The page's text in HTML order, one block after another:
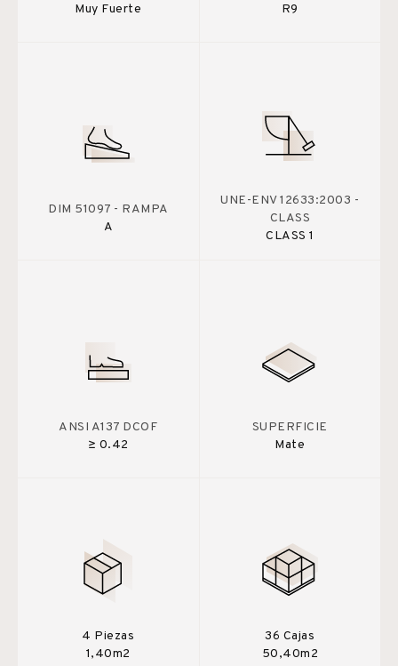
Muy Fuerte
R9
DIM 51097 - RAMPA
A
UNE-ENV 12633:2003 -
CLASS
CLASS 1
ANSI A137 DCOF
≥ 0.42
SUPERFICIE
Mate
4 Piezas
1,40m2
36 Cajas
50,40m2